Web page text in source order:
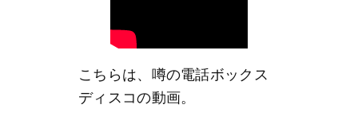
こちらは、噂の電話ボックス
ディスコの動画。